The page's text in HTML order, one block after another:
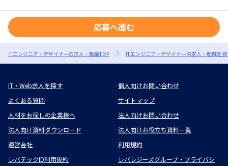
応募へ進む
ITエンジニア・デザイナーの求人・転職TOP ITエンジニア・デザイナーの求人・転職を
IT・Web求人を探す
個人向けお問い合わせ
よくある質問
サイトマップ
人材をお探しの企業様へ
法人向けお問い合わせ
法人向け資料ダウンロード
法人向けお役立ち資料一覧
運営会社
利用規約
レバテックID利用規約
レバレジーズグループ・プライバシ